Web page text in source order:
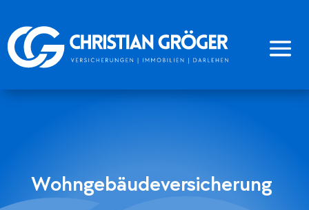
Wohngebäudeversicherung